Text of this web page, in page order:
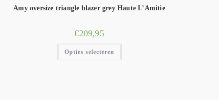
Amy oversize triangle blazer grey Haute L’Amitie
€209,95
Opties selecteren